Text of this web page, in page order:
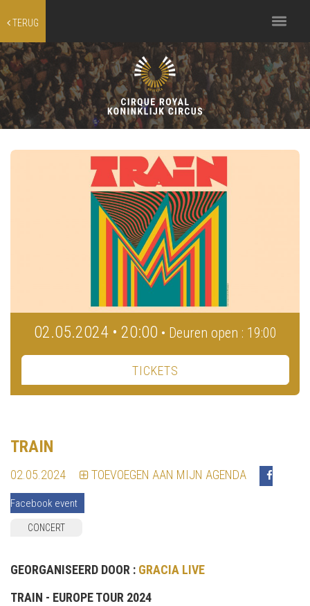
TERUG
Toggle
navigation
02.05.2024 • 20:00 • Deuren open : 19:00
TICKETS
TRAIN
02.05.2024 TOEVOEGEN AAN MIJN AGENDA
Facebook event
CONCERT
GEORGANISEERD DOOR : GRACIA LIVE
TRAIN - EUROPE TOUR 2024